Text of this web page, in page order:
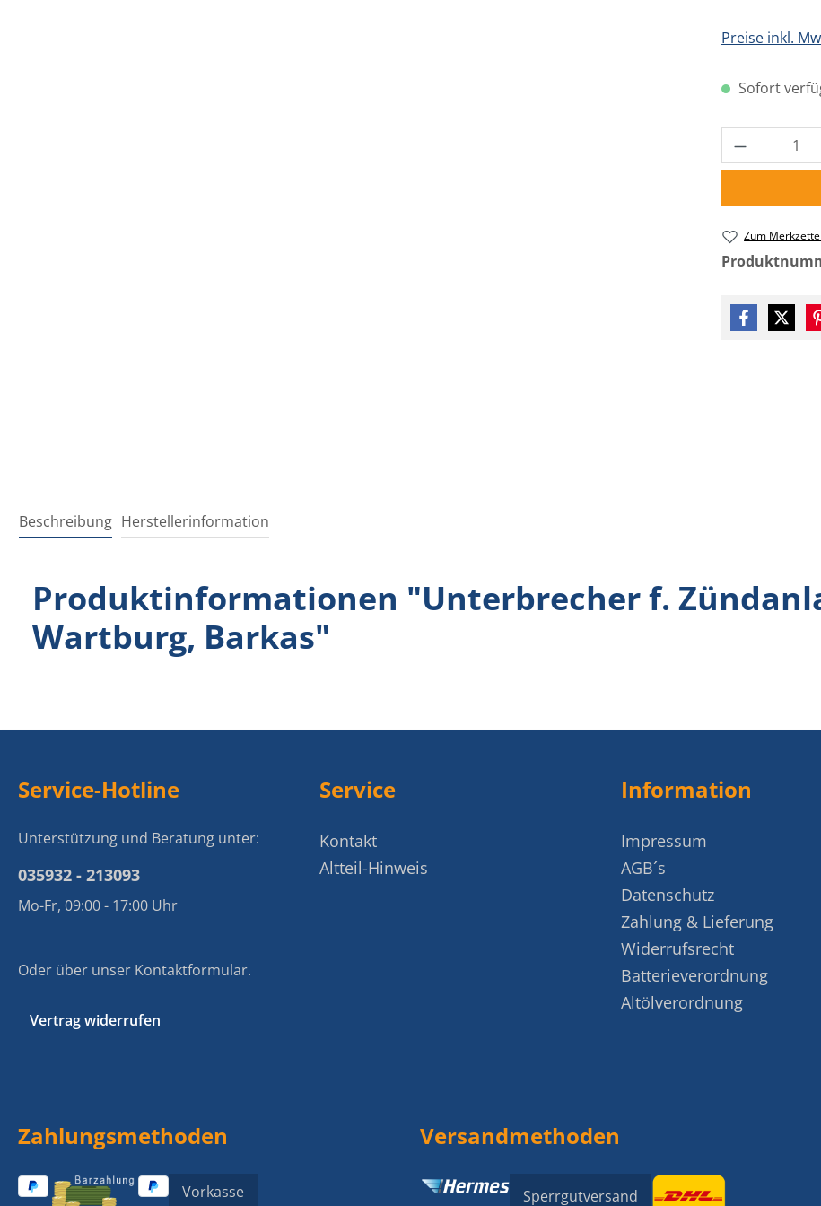
Preise inkl.
Sofort
Produkt
Zum
Beschreibung Herstellerinformation
Produktinformationen "Unterbrecher f.
Wartburg, Barkas"
Service-Hotline
Unterstützung und Beratung unter:
035932 - 213093
Mo-Fr, 09:00 - 17:00 Uhr
Oder über unser Kontaktformular.
Vertrag widerrufen
Service
Kontakt
Altteil-Hinweis
Information
Impressum
AGB´s
Datenschutz
Zahlung & Lieferung
Widerrufsrecht
Batterieverordnung
Altölverordnung
Zahlungsmethoden
Vorkasse
Versandmethoden
Sperrgutversand